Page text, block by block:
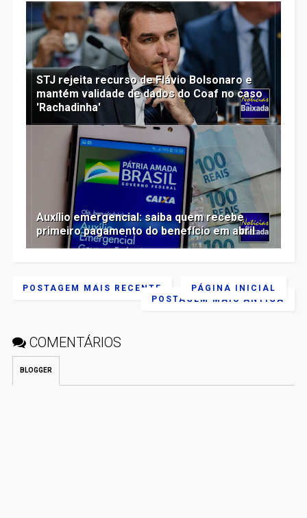
STJ rejeita recurso de Flávio Bolsonaro e
mantém validade de dados do Coaf no caso
'Rachadinha'
Auxílio emergencial: saiba quem recebe
primeiro pagamento do benefício em abril
POSTAGEM MAIS RECENTE
POSTAGEM MAIS ANTIGA
PÁGINA INICIAL
COMENTÁRIOS
BLOGGER